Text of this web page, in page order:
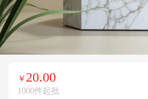
￥ 20.00
1000件起批